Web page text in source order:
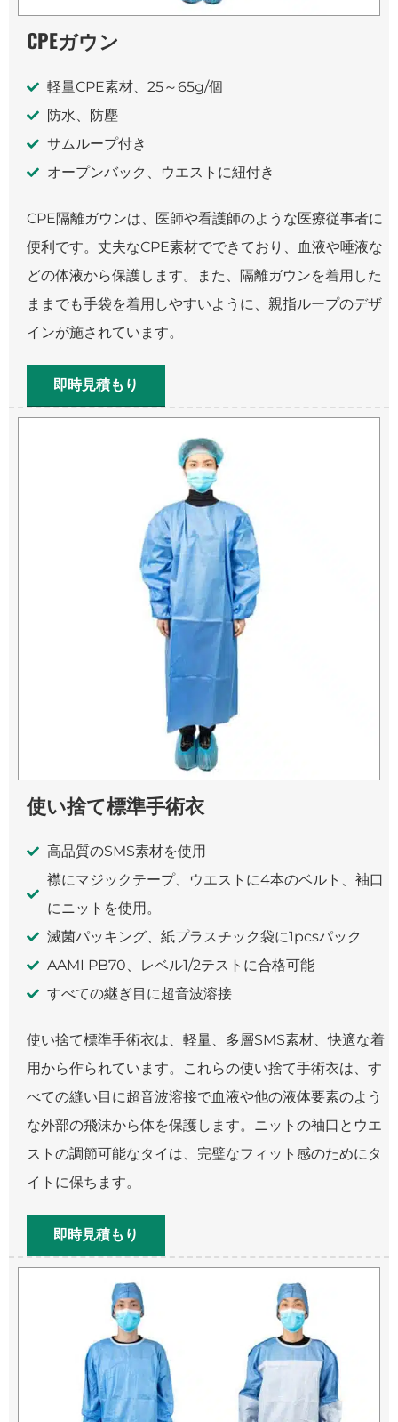
CPEガウン
軽量CPE素材、25～65g/個
防水、防塵
サムループ付き
オープンバック、ウエストに紐付き
CPE隔離ガウンは、医師や看護師のような医療従事者に
便利です。丈夫なCPE素材でできており、血液や唾液な
どの体液から保護します。また、隔離ガウンを着用した
ままでも手袋を着用しやすいように、親指ループのデザ
インが施されています。
即時見積もり
使い捨て標準手術衣
高品質のSMS素材を使用
襟にマジックテープ、ウエストに4本のベルト、袖口
にニットを使用。
滅菌パッキング、紙プラスチック袋に1pcsパック
AAMI PB70、レベル1/2テストに合格可能
すべての継ぎ目に超音波溶接
使い捨て標準手術衣は、軽量、多層SMS素材、快適な着
用から作られています。これらの使い捨て手術衣は、す
べての縫い目に超音波溶接で血液や他の液体要素のよう
な外部の飛沫から体を保護します。ニットの袖口とウエ
ストの調節可能なタイは、完璧なフィット感のためにタ
イトに保ちます。
即時見積もり